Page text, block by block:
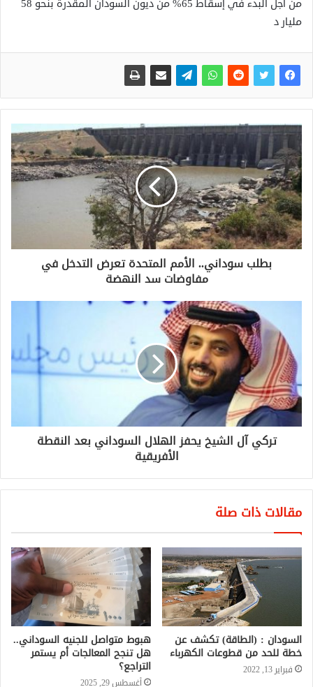
من أجل البدء في إسقاط 65% من ديون السودان المقدرة بنحو 58
مليار د
بطلب سوداني.. الأمم المتحدة تعرض التدخل في
مفاوضات سد النهضة
تركي آل الشيخ يحفز الهلال السوداني بعد النقطة
الأفريقية
مقالات ذات صلة
السودان : (الطاقة) تكشف عن
خطة للحد من قطوعات الكهرباء
فبراير 13, 2022
هبوط متواصل للجنيه السوداني..
هل تنجح المعالجات أم يستمر
التراجع؟
أغسطس 29, 2025